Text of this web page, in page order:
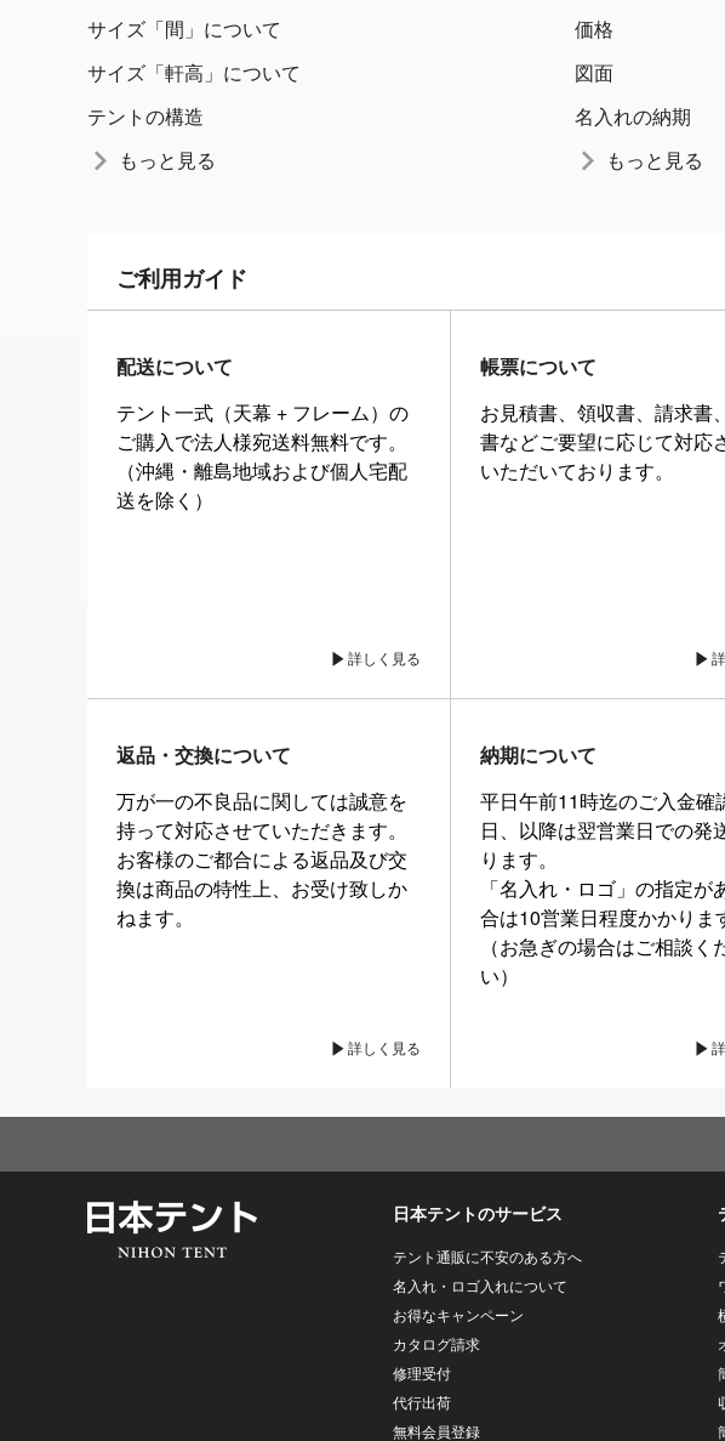
サイズ「間」について
サイズ「軒高」について
テントの構造
もっと見る
価格
図面
名入れの納期
もっと見る
ご利用ガイド
配送について
テント一式（天幕 + フレーム）の
ご購入で法人様宛送料無料です。
（沖縄・離島地域および個人宅配
送を除く）
詳しく見る
帳票について
お見積書、領収書、請求書
書などご要望に応じて対応
いただいております。
返品・交換について
万が一の不良品に関しては誠意を
持って対応させていただきます。
お客様のご都合による返品及び交
換は商品の特性上、お受け致しか
ねます。
詳しく見る
納期について
平日午前11時迄のご入金確
日、以降は翌営業日での発
ります。
「名入れ・ロゴ」の指定が
合は10営業日程度かかりま
（お急ぎの場合はご相談く
い）
日本テントのサービス
テント通販に不安のある方へ
名入れ・ロゴ入れについて
お得なキャンペーン
カタログ請求
修理受付
代行出荷
無料会員登録